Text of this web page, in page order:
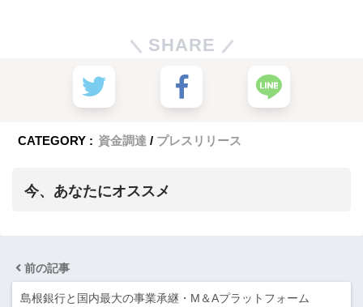
SHARE
CATEGORY : 資金調達 プレスリリース
今、あなたにオススメ
前の記事
島根銀行と国内最大の事業承継・M＆Aプラットフォーム